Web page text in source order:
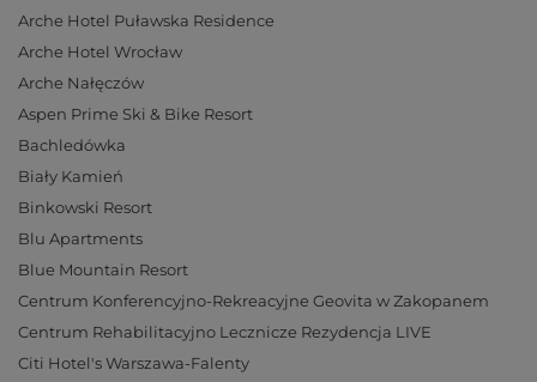
Arche Hotel Puławska Residence
Arche Hotel Wrocław
Arche Nałęczów
Aspen Prime Ski & Bike Resort
Bachledówka
Biały Kamień
Binkowski Resort
Blu Apartments
Blue Mountain Resort
Centrum Konferencyjno-Rekreacyjne Geovita w Zakopanem
Centrum Rehabilitacyjno Lecznicze Rezydencja LIVE
Citi Hotel's Warszawa-Falenty